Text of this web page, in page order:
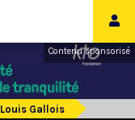
Contenu sponsorisé
Louis Gallois